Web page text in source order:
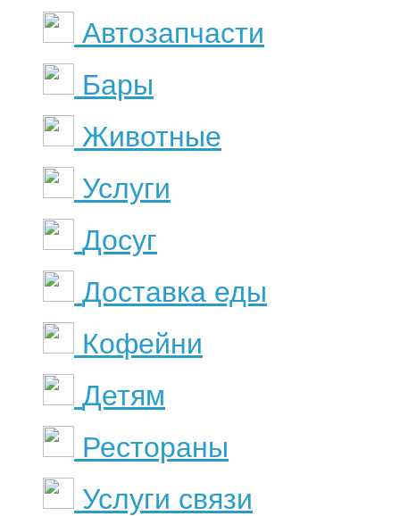
Автозапчасти
Бары
Животные
Услуги
Досуг
Доставка еды
Кофейни
Детям
Рестораны
Услуги связи